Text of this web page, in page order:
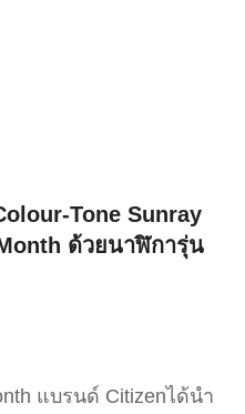
Tone Sunray
ด้วยนาฬิการุ่น
แบรนด์ Citizenได้นำ